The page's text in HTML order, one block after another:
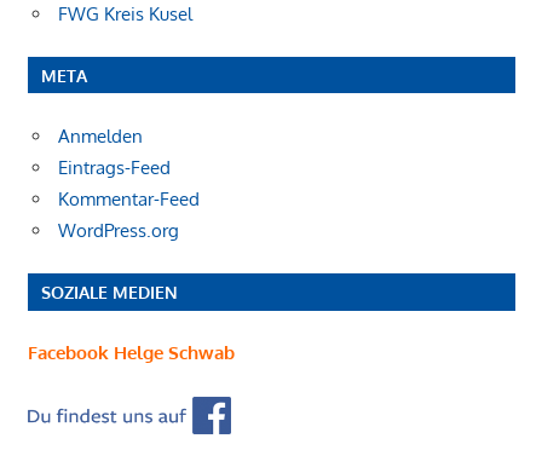
FWG Kreis Kusel
META
Anmelden
Eintrags-Feed
Kommentar-Feed
WordPress.org
SOZIALE MEDIEN
Facebook Helge Schwab